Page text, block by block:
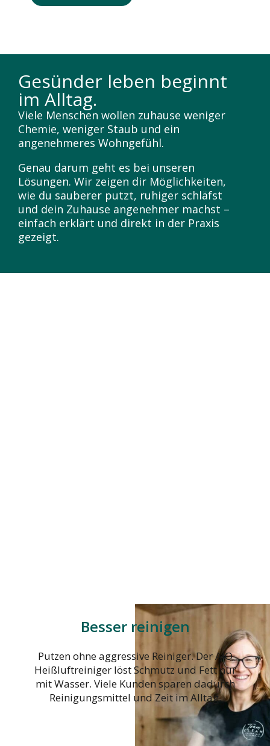
Gesünder leben beginnt
im Alltag.
Viele Menschen wollen zuhause weniger
Chemie, weniger Staub und ein
angenehmeres Wohngefühl.
Genau darum geht es bei unseren
Lösungen. Wir zeigen dir Möglichkeiten,
wie du sauberer putzt, ruhiger schläfst
und dein Zuhause angenehmer machst –
einfach erklärt und direkt in der Praxis
gezeigt.
Besser reinigen
Putzen ohne aggressive Reiniger. Der AIO
Heißluftreiniger löst Schmutz und Fett nur
mit Wasser. Viele Kunden sparen dadurch
Reinigungsmittel und Zeit im Alltag.